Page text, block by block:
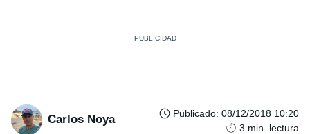
Carlos Noya Publicado: 08/12/2018 10:20
3 min. lectura